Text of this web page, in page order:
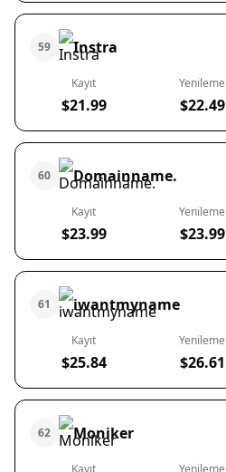
59 Instra
Kayıt
$21.99
Yenileme
$22.49
60 Domainname.
Kayıt
$23.99
Yenileme
$23.99
61 iwantmyname
Kayıt
$25.84
Yenileme
$26.61
62 Moniker
Kayıt Yenileme